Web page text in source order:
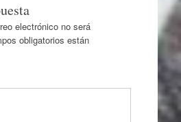
electrónico no será
obligatorios están